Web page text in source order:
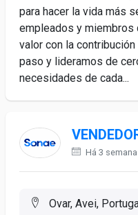
para hacer la vida más
empleados y miembros
valor con la
paso y lideramos de
necesidades de cada...
Há 3
Ovar, Avei,